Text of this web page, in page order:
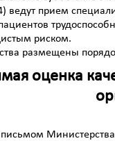
ведут прием
риском.
размещены
оценка
письмом